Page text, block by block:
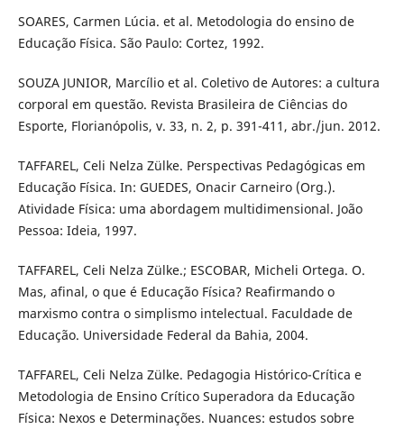
SOARES, Carmen Lúcia. et al. Metodologia do ensino de
Educação Física. São Paulo: Cortez, 1992.
SOUZA JUNIOR, Marcílio et al. Coletivo de Autores: a cultura
corporal em questão. Revista Brasileira de Ciências do
Esporte, Florianópolis, v. 33, n. 2, p. 391-411, abr./jun. 2012.
TAFFAREL, Celi Nelza Zülke. Perspectivas Pedagógicas em
Educação Física. In: GUEDES, Onacir Carneiro (Org.).
Atividade Física: uma abordagem multidimensional. João
Pessoa: Ideia, 1997.
TAFFAREL, Celi Nelza Zülke.; ESCOBAR, Micheli Ortega. O.
Mas, afinal, o que é Educação Física? Reafirmando o
marxismo contra o simplismo intelectual. Faculdade de
Educação. Universidade Federal da Bahia, 2004.
TAFFAREL, Celi Nelza Zülke. Pedagogia Histórico-Crítica e
Metodologia de Ensino Crítico Superadora da Educação
Física: Nexos e Determinações. Nuances: estudos sobre